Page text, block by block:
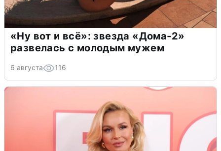
«Ну вот и всё»: звезда «Дома-2»
развелась с молодым мужем
6 августа 116